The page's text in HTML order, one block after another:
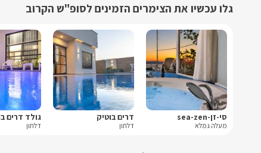
גלו עכשיו את הצימרים הזמינים לסופ"ש הקרוב
סי-זן-sea-zen
מעלה גמלא
דרים בוטיק
דלתון
גולד דרים
דלתון